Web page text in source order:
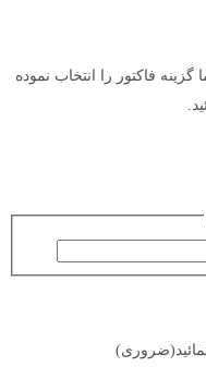
فاکتور را انتخاب نموده
ا
(ضروری)